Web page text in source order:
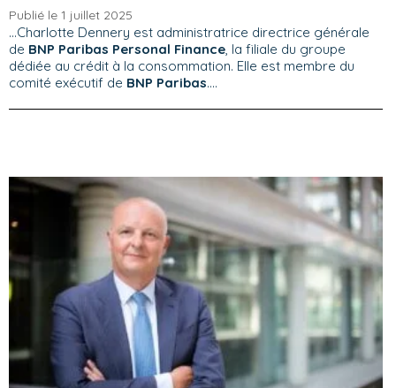
Publié le 1 juillet 2025
...Charlotte Dennery est administratrice directrice générale
de BNP Paribas Personal Finance, la filiale du groupe
dédiée au crédit à la consommation. Elle est membre du
comité exécutif de BNP Paribas....